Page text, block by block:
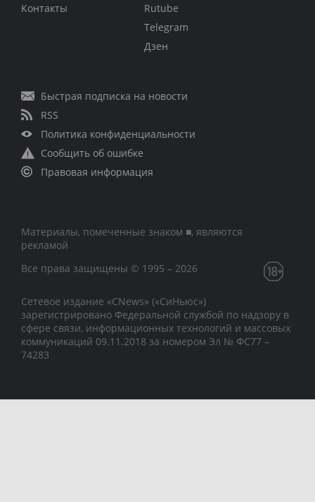
Контакты
Rutube
Telegram
Дзен
Быстрая подписка на новости
RSS
Политика конфиденциальности
Сообщить об ошибке
Правовая информация
Материалы, помеченные знаком ■, являются
рекламой
Все права защищены © 1995 – 2026
Сетевое издание «CNews» («СиНьюс»)
зарегистрировано Федеральной службой по надзору в
сфере связи, информационных технологий и массовых
коммуникаций 09.11.2018 за номером Эл № ФС77 –
74283